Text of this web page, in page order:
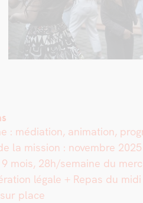
: médi­a­tion, ani­ma­tion,
la mis­sion : novem­bre 2025
9 mois, 28h/semaine du
légale + Repas du
place